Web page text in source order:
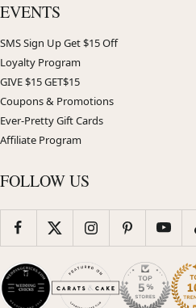
EVENTS
SMS Sign Up Get $15 Off
Loyalty Program
GIVE $15 GET$15
Coupons & Promotions
Ever-Pretty Gift Cards
Affiliate Program
FOLLOW US